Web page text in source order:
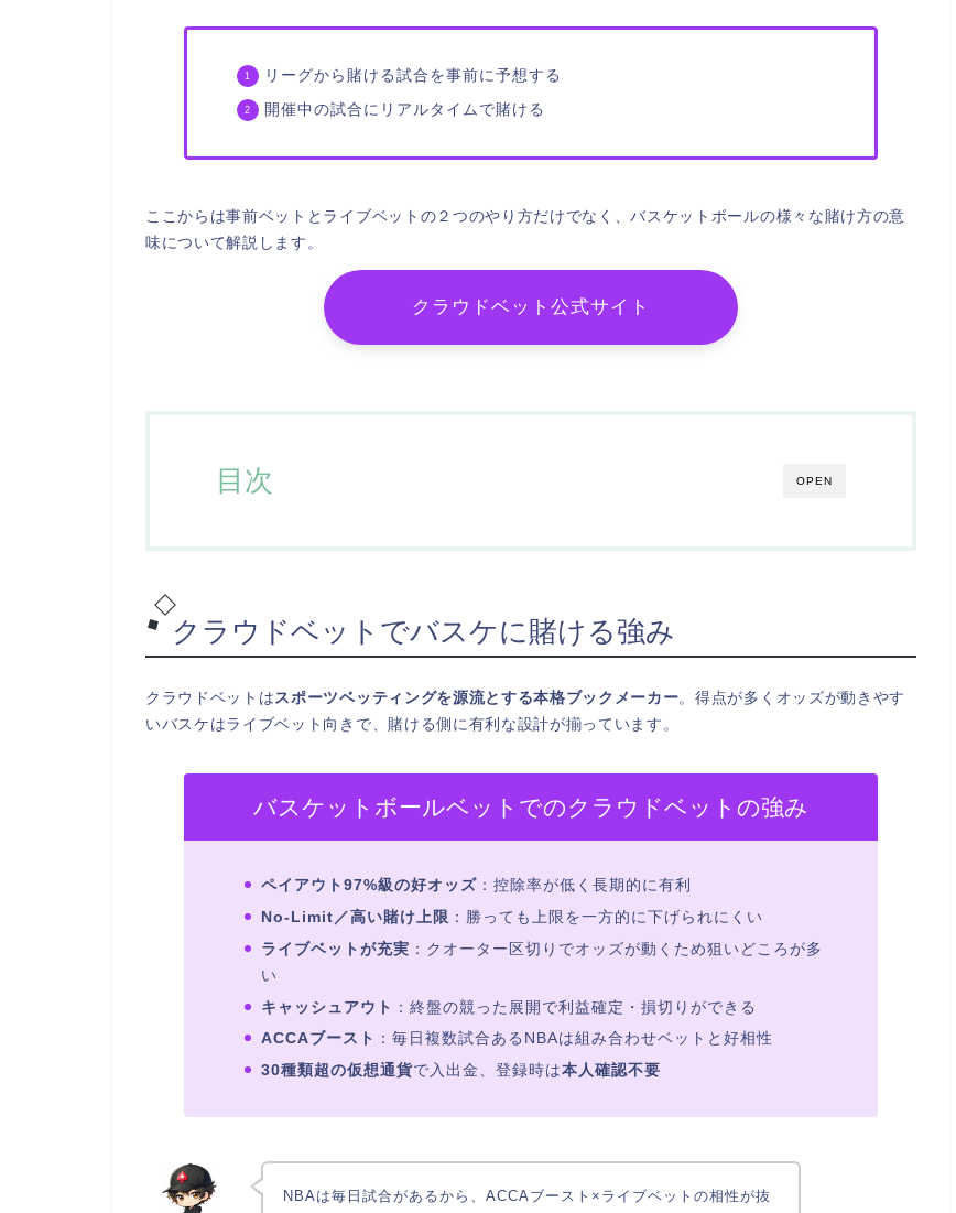
リーグから賭ける試合を事前に予想する
開催中の試合にリアルタイムで賭ける
ここからは事前ベットとライブベットの２つのやり方だけでなく、バスケットボールの様々な賭け方の意
味について解説します。
クラウドベット公式サイト
OPEN
目次
クラウドベットでバスケに賭ける強み
クラウドベットはスポーツベッティングを源流とする本格ブックメーカー。得点が多くオッズが動きやす
いバスケはライブベット向きで、賭ける側に有利な設計が揃っています。
バスケットボールベットでのクラウドベットの強み
ペイアウト97%級の好オッズ：控除率が低く長期的に有利
No-Limit／高い賭け上限 ：勝っても上限を一方的に下げられにくい
ライブベットが充実 ：クオーター区切りでオッズが動くため狙いどころが多
い
キャッシュアウト
：終盤の競った展開で利益確定・損切りができる
ACCAブースト
：毎日複数試合あるNBAは組み合わせベットと好相性
30種類超の仮想通貨で入出金、登録時は本人確認不要
NBAは毎日試合があるから、ACCAブースト×ライブベットの相性が抜